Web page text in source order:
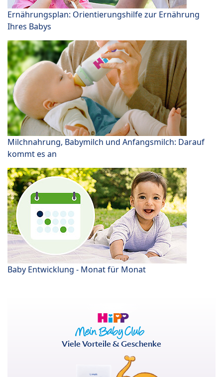
Ernährungsplan: Orientierungshilfe zur Ernährung
Ihres Babys
Milchnahrung, Babymilch und Anfangsmilch: Darauf
kommt es an
Baby Entwicklung - Monat für Monat
Viele Vorteile & Geschenke